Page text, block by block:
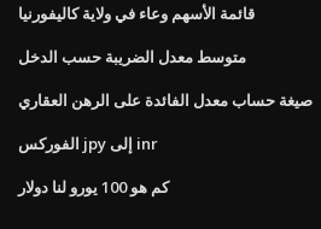
قائمة الأسهم وعاء في ولاية كاليفورنيا
متوسط ​​معدل الضريبة حسب الدخل
صيغة حساب معدل الفائدة على الرهن العقاري
الفوركس jpy إلى inr
كم هو 100 يورو لنا دولار